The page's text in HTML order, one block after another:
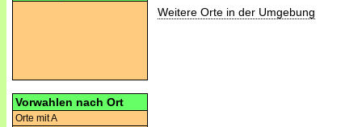
Vorwahlen nach Ort
Orte mit A
Weitere Orte in der Umgebung